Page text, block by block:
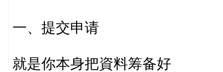
一、提交申请
就是你本身把資料筹备好